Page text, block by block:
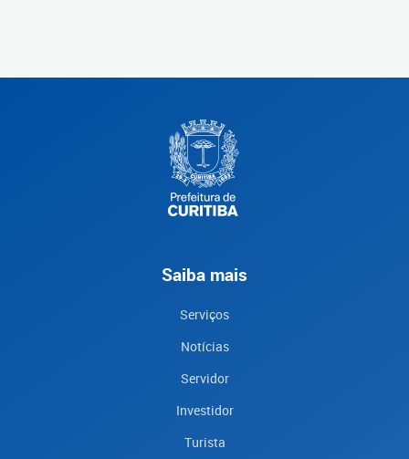
Saiba mais
Serviços
Notícias
Servidor
Investidor
Turista